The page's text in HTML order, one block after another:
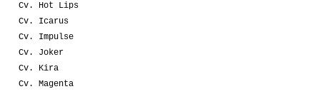
Cv. Hot Lips
Cv. Icarus
Cv. Impulse
Cv. Joker
Cv. Kira
Cv. Magenta